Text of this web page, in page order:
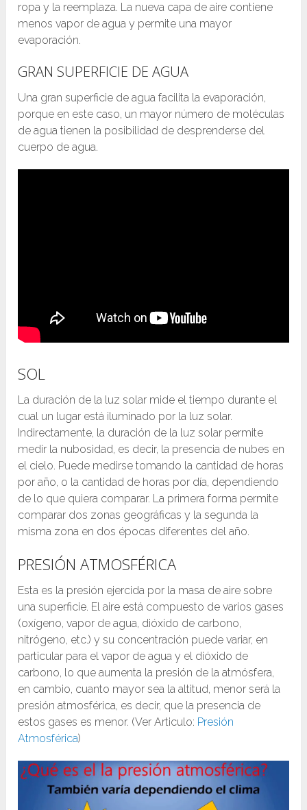
ropa y la reemplaza. La nueva capa de aire contiene
menos vapor de agua y permite una mayor
evaporación.
GRAN SUPERFICIE DE AGUA
Una gran superficie de agua facilita la evaporación,
porque en este caso, un mayor número de moléculas
de agua tienen la posibilidad de desprenderse del
cuerpo de agua.
SOL
La duración de la luz solar mide el tiempo durante el
cual un lugar está iluminado por la luz solar.
Indirectamente, la duración de la luz solar permite
medir la nubosidad, es decir, la presencia de nubes en
el cielo. Puede medirse tomando la cantidad de horas
por año, o la cantidad de horas por día, dependiendo
de lo que quiera comparar. La primera forma permite
comparar dos zonas geográficas y la segunda la
misma zona en dos épocas diferentes del año.
PRESIÓN ATMOSFÉRICA
Esta es la presión ejercida por la masa de aire sobre
una superficie. El aire está compuesto de varios gases
(oxígeno, vapor de agua, dióxido de carbono,
nitrógeno, etc.) y su concentración puede variar, en
particular para el vapor de agua y el dióxido de
carbono, lo que aumenta la presión de la atmósfera,
en cambio, cuanto mayor sea la altitud, menor será la
presión atmosférica, es decir, que la presencia de
estos gases es menor. (Ver Articulo: Presión
Atmosférica)